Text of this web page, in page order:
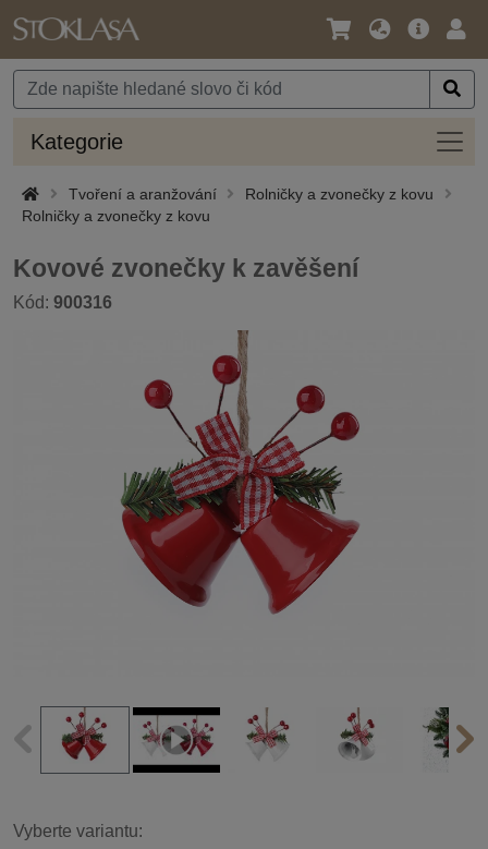
Jazyk
Měna
Hlavní
Kategorie
Tvoření a aranžování
Rolničky a zvonečky z kovu
Rolničky a zvonečky z kovu
Kovové zvonečky k zavěšení
Kód: 900316
Vyberte variantu: